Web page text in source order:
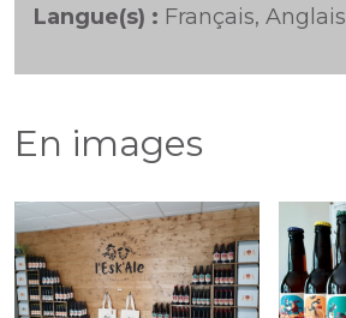
Langue(s) : Français, Anglais
En images